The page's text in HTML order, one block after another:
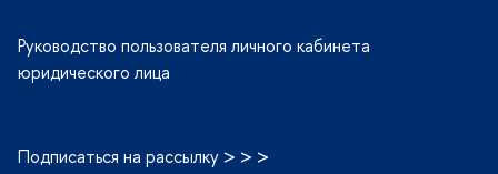
Руководство пользователя личного кабинета
юридического лица
Подписаться на рассылку > > >